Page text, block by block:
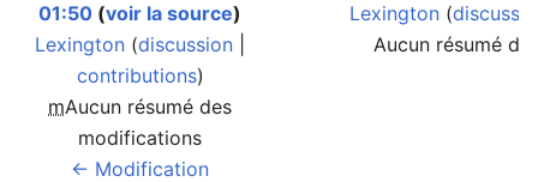
01:50 (voir la source)
Lexington (discussion
contributions)
mAucun résumé des
modifications
← Modification
Lexington (
Aucun résumé